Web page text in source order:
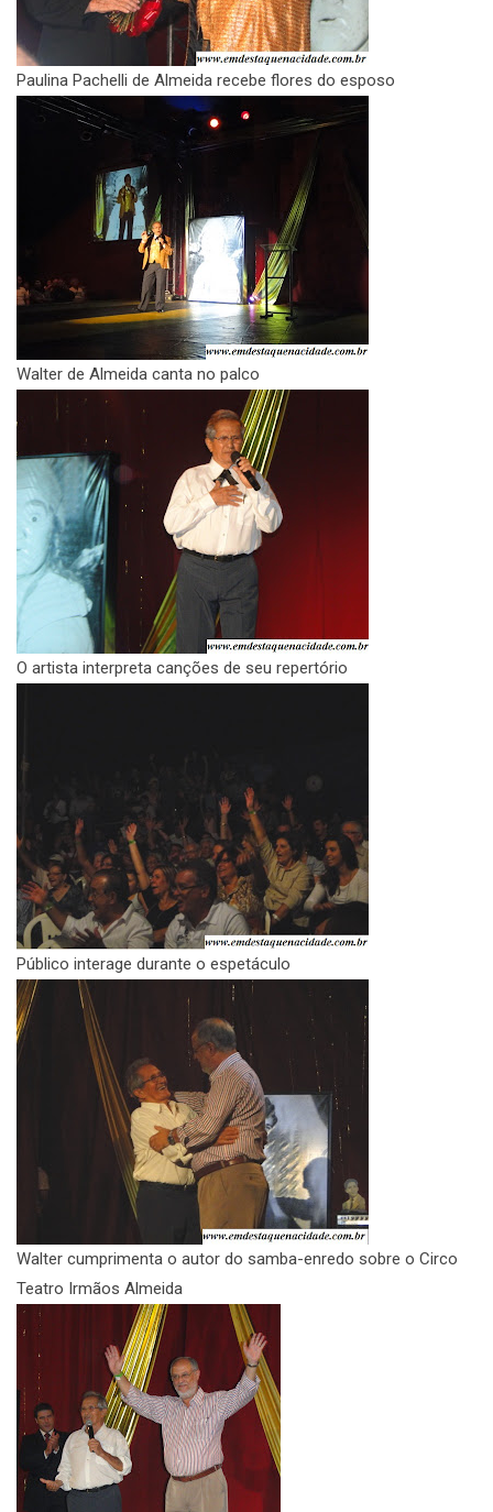
Paulina Pachelli de Almeida recebe flores do esposo
Walter de Almeida canta no palco
O artista interpreta canções de seu repertório
Público interage durante o espetáculo
Walter cumprimenta o autor do samba-enredo sobre o Circo
Teatro Irmãos Almeida